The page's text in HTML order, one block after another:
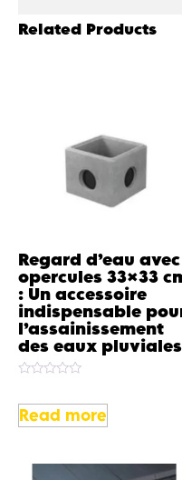
Related Products
Regard d’eau avec
opercules 33×33
: Un accessoire
indispensable
l’assainissement
des eaux pluviales
out
of
Read more